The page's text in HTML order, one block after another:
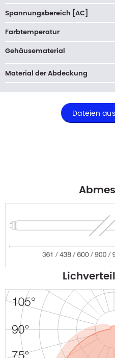
Spannungsbereich [AC]
Farbtemperatur
Gehäusematerial
Material der Abdeckung
Dateien